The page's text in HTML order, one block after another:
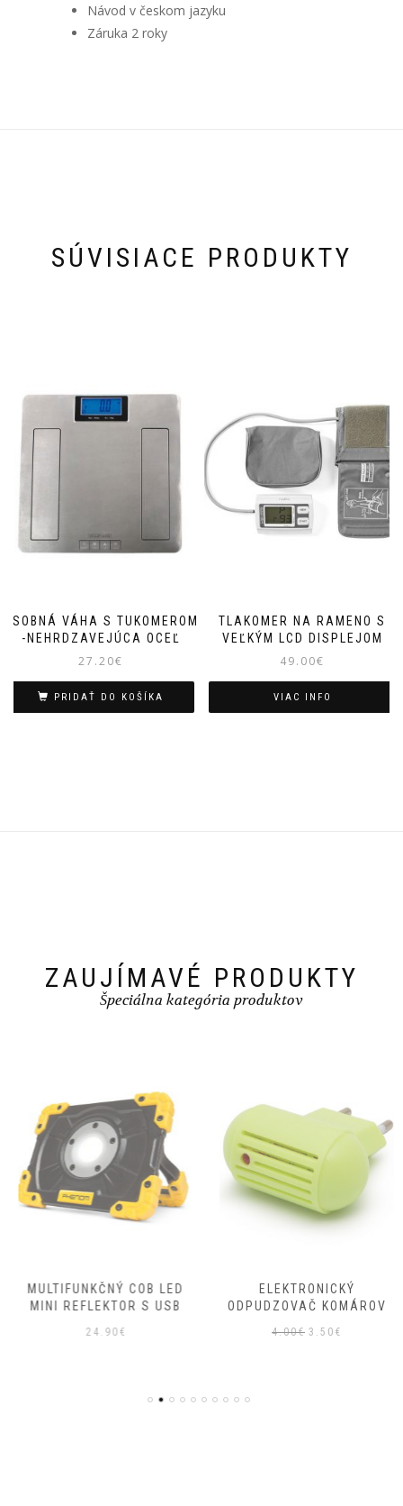
Návod v českom jazyku
Záruka 2 roky
SÚVISIACE PRODUKTY
OSOBNÁ VÁHA S TUKOMEROM
-NEHRDZAVEJÚCA OCEĽ
27.20€
PRIDAŤ DO KOŠÍKA
TLAKOMER NA RAMENO S
VEĽKÝM LCD DISPLEJOM
49.00€
VIAC INFO
ZAUJÍMAVÉ PRODUKTY
Špeciálna kategória produktov
MULTIFUNKČNÝ COB LED
MINI REFLEKTOR S USB
24.90€
ELEKTRONICKÝ
ODPUDZOVAČ KOMÁROV
4.00€ Pôvodná
3.50€Aktuálna